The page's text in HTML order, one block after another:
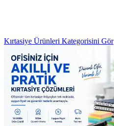
Kırtasiye Ürünleri Kategorisini Gör